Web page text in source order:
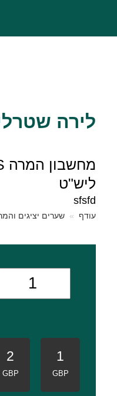
לירה
ליש"ט
sfsfd
עודף שערים יציגים
1
GBP
2
GBP